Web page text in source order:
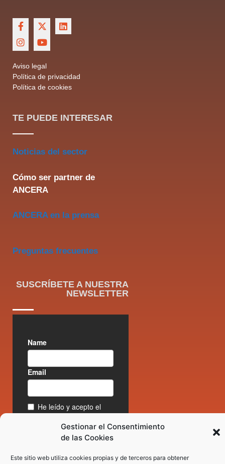
Gestionar el Consentimiento
de las Cookies
Este sitio web utiliza cookies propias y de terceros para obtener
Aviso legal
Política de privacidad
Política de cookies
TE PUEDE INTERESAR
Noticias del sector
Cómo ser partner de
ANCERA
ANCERA en la prensa
Preguntas frecuentes
SUSCRÍBETE A NUESTRA
NEWSLETTER